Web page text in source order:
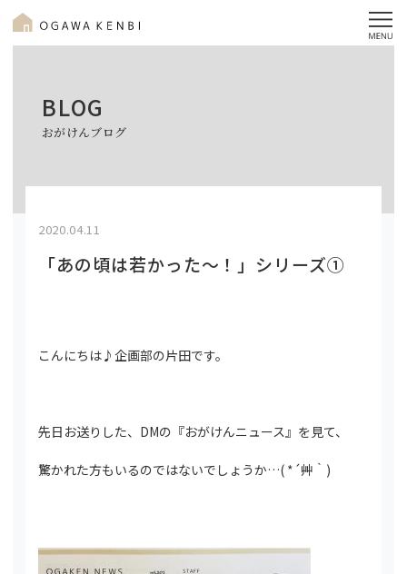
BLOG
おがけんブログ
2020.04.11
「あの頃は若かった～！」シリーズ①
こんにちは♪企画部の片田です。
先日お送りした、DMの『おがけんニュース』を見て、
驚かれた方もいるのではないでしょうか…( *´艸｀)